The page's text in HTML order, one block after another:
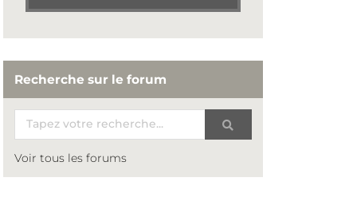
Recherche sur le forum
Voir tous les forums